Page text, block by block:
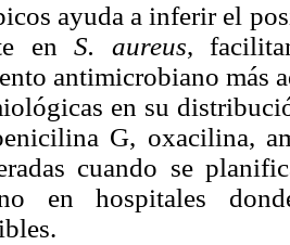
ayuda a inferir el
enS. aureus,
antimicrobiano más
en su
G, oxacilina,
cuando se
en hospitales